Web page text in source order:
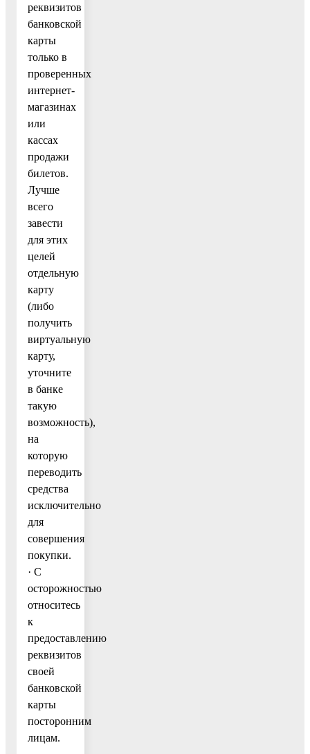
реквизитов
банковской
карты
только в
проверенных
интернет-
магазинах
или
кассах
продажи
билетов.
Лучше
всего
завести
для этих
целей
отдельную
карту
(либо
получить
виртуальную
карту,
уточните
в банке
такую
возможность),
на
которую
переводить
средства
исключительно
для
совершения
покупки.
· С
осторожностью
относитесь
к
предоставлению
реквизитов
своей
банковской
карты
посторонним
лицам.